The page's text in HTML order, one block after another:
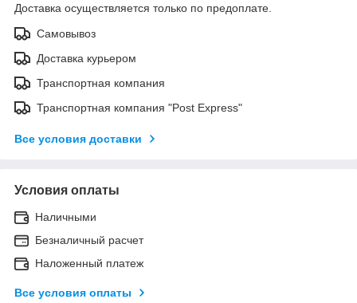
Доставка осуществляется только по предоплате.
Самовывоз
Доставка курьером
Транспортная компания
Транспортная компания "Post Express"
Все условия доставки
Условия оплаты
Наличными
Безналичный расчет
Наложенный платеж
Все условия оплаты